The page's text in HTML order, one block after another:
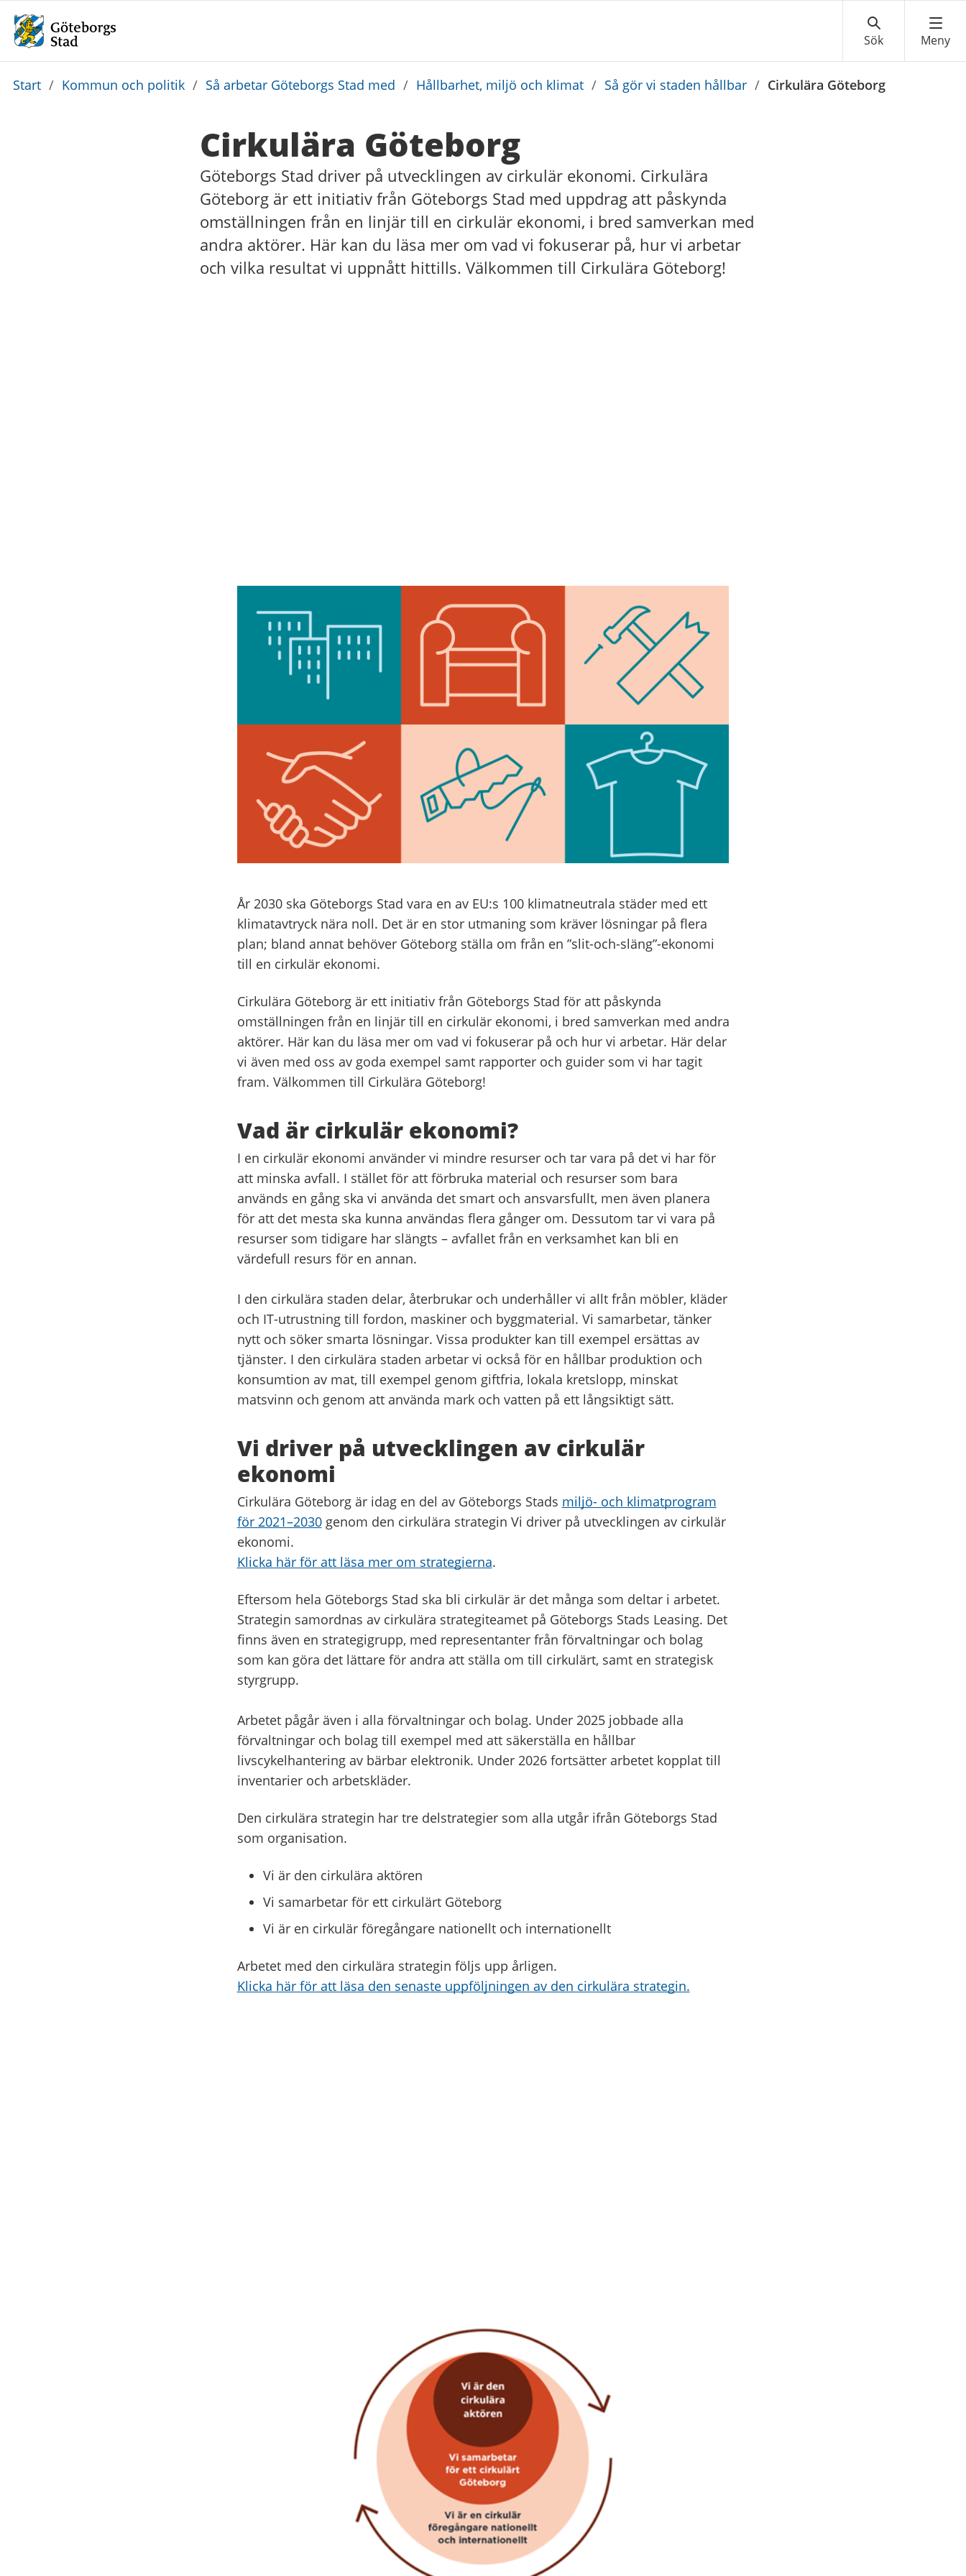
Du
Start / Kommun och politik / Så arbetar Göteborgs Stad med / Hållbarhet, miljö och klimat / Så gör vi staden hållbar / Cirkulära Göteborg
Cirkulära Göteborg
Göteborgs Stad driver på utvecklingen av cirkulär ekonomi. Cirkulära
Göteborg är ett initiativ från Göteborgs Stad med uppdrag att påskynda
omställningen från en linjär till en cirkulär ekonomi, i bred samverkan med
andra aktörer. Här kan du läsa mer om vad vi fokuserar på, hur vi arbetar
och vilka resultat vi uppnått hittills. Välkommen till Cirkulära Göteborg!
År 2030 ska Göteborgs Stad vara en av EU:s 100 klimatneutrala städer med ett
klimatavtryck nära noll. Det är en stor utmaning som kräver lösningar på flera
plan; bland annat behöver Göteborg ställa om från en ”slit-och-släng”-ekonomi
till en cirkulär ekonomi.
Cirkulära Göteborg är ett initiativ från Göteborgs Stad för att påskynda
omställningen från en linjär till en cirkulär ekonomi, i bred samverkan med andra
aktörer. Här kan du läsa mer om vad vi fokuserar på och hur vi arbetar. Här delar
vi även med oss av goda exempel samt rapporter och guider som vi har tagit
fram. Välkommen till Cirkulära Göteborg!
Vad är cirkulär ekonomi?
I en cirkulär ekonomi använder vi mindre resurser och tar vara på det vi har för
att minska avfall. I stället för att förbruka material och resurser som bara
används en gång ska vi använda det smart och ansvarsfullt, men även planera
för att det mesta ska kunna användas flera gånger om. Dessutom tar vi vara på
resurser som tidigare har slängts – avfallet från en verksamhet kan bli en
värdefull resurs för en annan.
I den cirkulära staden delar, återbrukar och underhåller vi allt från möbler, kläder
och IT-utrustning till fordon, maskiner och byggmaterial. Vi samarbetar, tänker
nytt och söker smarta lösningar. Vissa produkter kan till exempel ersättas av
tjänster. I den cirkulära staden arbetar vi också för en hållbar produktion och
konsumtion av mat, till exempel genom giftfria, lokala kretslopp, minskat
matsvinn och genom att använda mark och vatten på ett långsiktigt sätt.
Vi driver på utvecklingen av cirkulär
ekonomi
Cirkulära Göteborg är idag en del av Göteborgs Stads miljö- och klimatprogram
för 2021–2030genom den cirkulära strategin Vi driver på utvecklingen av cirkulär
ekonomi.
Klicka här för att läsa mer om strategierna.
Eftersom hela Göteborgs Stad ska bli cirkulär är det många som deltar i arbetet.
Strategin samordnas av cirkulära strategiteamet på Göteborgs Stads Leasing. Det
finns även en strategigrupp, med representanter från förvaltningar och bolag
som kan göra det lättare för andra att ställa om till cirkulärt, samt en strategisk
styrgrupp.
Arbetet pågår även i alla förvaltningar och bolag. Under 2025 jobbade alla
förvaltningar och bolag till exempel med att säkerställa en hållbar
livscykelhantering av bärbar elektronik. Under 2026 fortsätter arbetet kopplat till
inventarier och arbetskläder.
Den cirkulära strategin har tre delstrategier som alla utgår ifrån Göteborgs Stad
som organisation.
Vi är den cirkulära aktören
Vi samarbetar för ett cirkulärt Göteborg
Vi är en cirkulär föregångare nationellt och internationellt
Arbetet med den cirkulära strategin följs upp årligen.
Klicka här för att läsa den senaste uppföljningen av den cirkulära strategin.